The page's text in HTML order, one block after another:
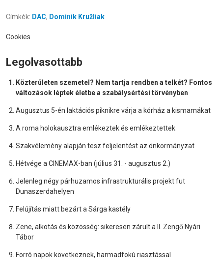
Címkék: DAC, Dominik Kružliak
Cookies
Legolvasottabb
Közterületen szemetel? Nem tartja rendben a telkét? Fontos
változások léptek életbe a szabálysértési törvényben
Augusztus 5-én laktációs piknikre várja a kórház a kismamákat
A roma holokausztra emlékeztek és emlékeztettek
Szakvélemény alapján tesz feljelentést az önkormányzat
Hétvége a CINEMAX-ban (július 31. - augusztus 2.)
Jelenleg négy párhuzamos infrastrukturális projekt fut
Dunaszerdahelyen
Felújítás miatt bezárt a Sárga kastély
Zene, alkotás és közösség: sikeresen zárult a II. Zengő Nyári
Tábor
Forró napok következnek, harmadfokú riasztással